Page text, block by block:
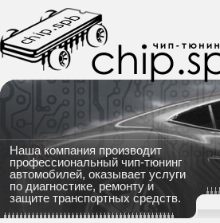
Наша компания производит
профессиональный чип-тюнинг
автомобилей, оказывает услуги
по диагностике, ремонту и
защите транспортных средств.